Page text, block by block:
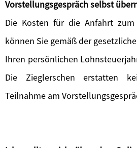
Vorstellungsgespräch selbst
Die Kosten für die Anfahrt zum
können Sie gemäß der
Ihren persönlichen
Die Zieglerschen erstatten
Teilnahme am